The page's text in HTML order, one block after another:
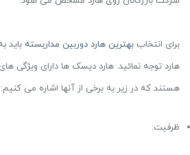
برای انتخاب بهترین هارد دوربین مداربسته باید
هارد توجه نمائید. هارد دیسک ها دارای ویژگی
هستند که در زیر به برخی از آنها اشاره می کنیم:
ظرفیت: